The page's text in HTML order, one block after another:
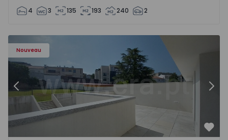
4 3 135 193 240 2
Nouveau
Appartement T2 Porto, Av. Boavista - 1575459 - 4
Précédent